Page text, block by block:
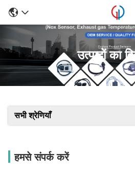
उत्पादों का
सभी श्रेणियाँ
हमसे संपर्क करें